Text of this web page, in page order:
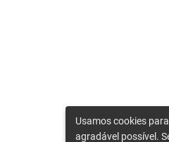
Usamos cookies
agradável possível.